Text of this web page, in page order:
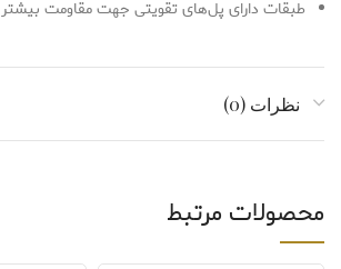
طبقات دارای پل‌های تقویتی جهت مقاومت بیشتر
نظرات (0)
محصولات مرتبط